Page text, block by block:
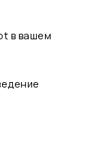
в вашем